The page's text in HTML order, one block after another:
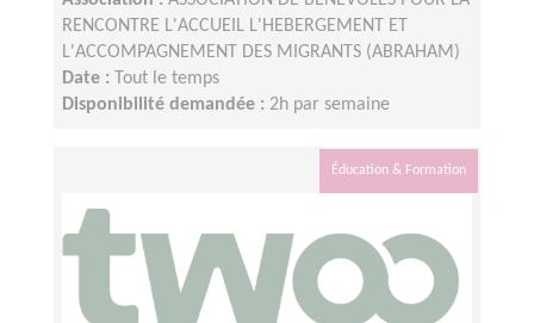
RENCONTRE L'ACCUEIL L'HEBERGEMENT ET
L'ACCOMPAGNEMENT DES MIGRANTS (ABRAHAM)
Date :
Tout le temps
Disponibilité demandée : 2h par semaine
Éducation & Formation